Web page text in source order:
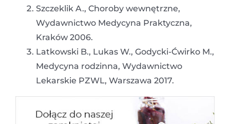
Szczeklik A., Choroby wewnętrzne,
Wydawnictwo Medycyna Praktyczna,
Kraków 2006.
Latkowski B., Lukas W., Godycki-Ćwirko M.,
Medycyna rodzinna, Wydawnictwo
Lekarskie PZWL, Warszawa 2017.